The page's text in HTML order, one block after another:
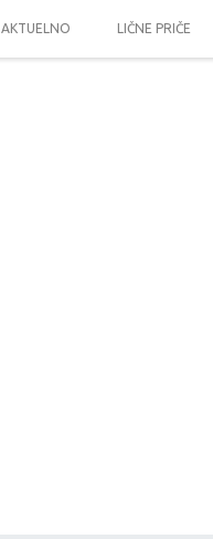
AKTUELNO LIČNE PRIČE